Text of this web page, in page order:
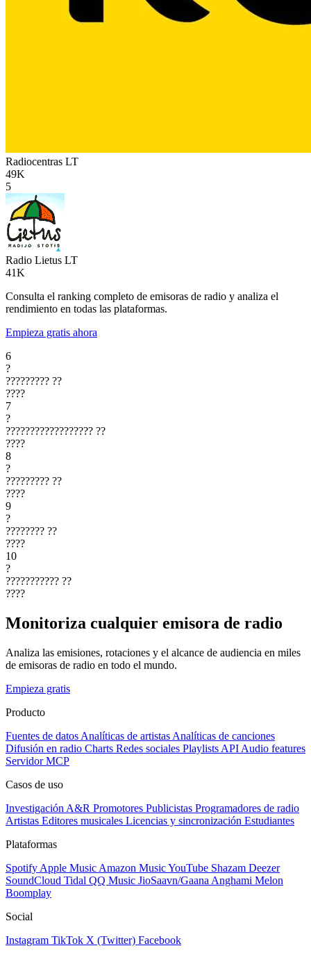
Radiocentras LT
49K
5
Radio Lietus LT
41K
Consulta el ranking completo de emisoras de radio y analiza el
rendimiento en todas las plataformas.
Empieza gratis ahora
6
?
????????? ??
????
7
?
?????????????????? ??
????
8
?
????????? ??
????
9
?
???????? ??
????
10
?
??????????? ??
????
Monitoriza cualquier emisora de radio
Analiza las emisiones, rotaciones y el alcance de audiencia en miles
de emisoras de radio en todo el mundo.
Empieza gratis
Producto
Fuentes de datos Analíticas de artistas Analíticas de canciones
Difusión en radio Charts Redes sociales Playlists API Audio features
Servidor MCP
Casos de uso
Investigación A&R Promotores Publicistas Programadores de radio
Artistas Editores musicales Licencias y sincronización Estudiantes
Plataformas
Spotify Apple Music Amazon MusicYouTube Shazam Deezer
SoundCloud Tidal QQ Music JioSaavn/Gaana Anghami Melon
Boomplay
Social
Instagram TikTok X (Twitter) Facebook